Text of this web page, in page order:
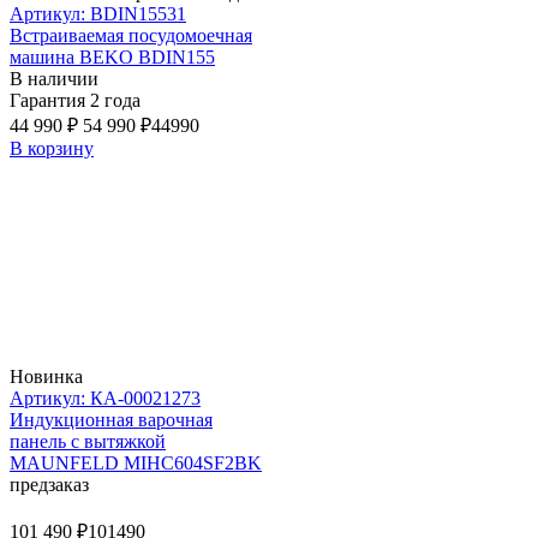
Артикул: BDIN15531
Встраиваемая посудомоечная
машина BEKO BDIN155
В наличии
Гарантия 2 года
44 990 ₽ 54 990 ₽44990
В корзину
Новинка
Артикул: КА-00021273
Индукционная варочная
панель с вытяжкой
MAUNFELD MIHC604SF2BK
предзаказ
101 490 ₽101490